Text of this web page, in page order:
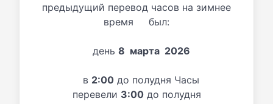
предыдущий перевод часов на зимнее
время был:
день 8 марта 2026
в 2:00 до полудня Часы
перевели 3:00до полудня